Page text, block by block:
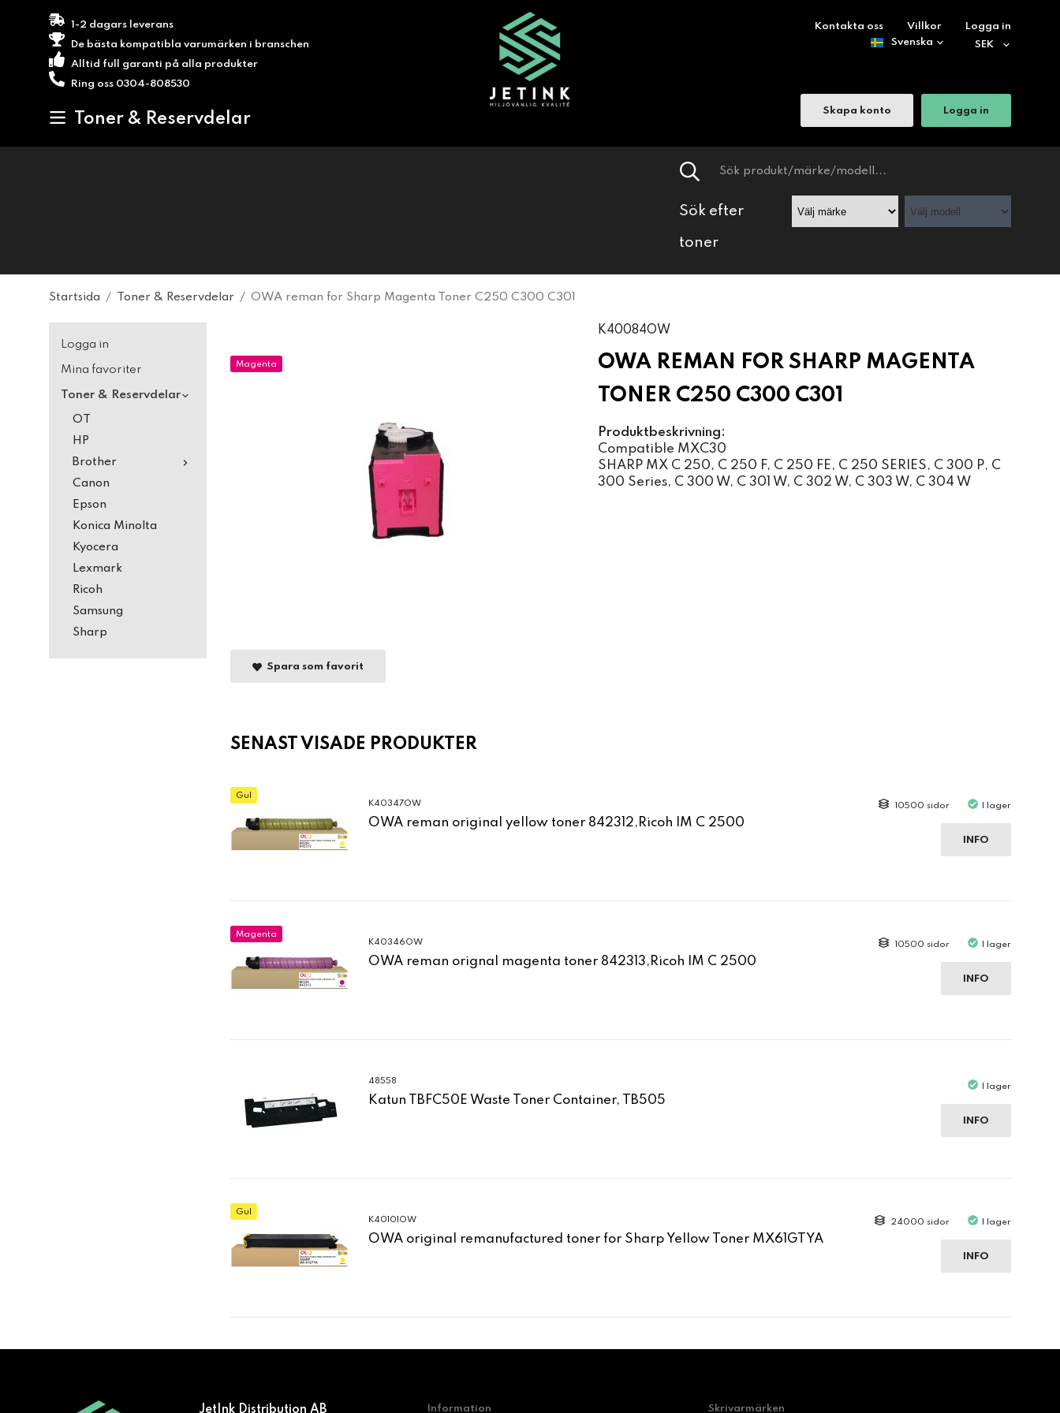
1-2 dagars leverans
De bästa kompatibla varumärken i branschen
Alltid full garanti på alla produkter
Ring oss 0304-808530
Toner & Reservdelar
Kontakta oss Villkor Logga in
Skapa konto Logga in
Sök efter
toner
Startsida / Toner & Reservdelar / OWA reman for Sharp Magenta Toner C250 C300 C301
Logga in
Mina favoriter
Toner & Reservdelar
OT
HP
Brother
Canon
Epson
Konica Minolta
Kyocera
Lexmark
Ricoh
Samsung
Sharp
Magenta
K40084OW
OWA REMAN FOR SHARP MAGENTA
TONER C250 C300 C301
Produktbeskrivning:
Compatible MXC30
SHARP MX C 250, C 250 F, C 250 FE, C 250 SERIES, C 300 P, C
300 Series, C 300 W, C 301 W, C 302 W, C 303 W, C 304 W
Spara som favorit
SENAST VISADE PRODUKTER
Gul
K40347OW
OWA reman original yellow toner 842312,Ricoh IM C 2500
10500 sidor I lager
INFO
Magenta
K40346OW
OWA reman orignal magenta toner 842313,Ricoh IM C 2500
10500 sidor I lager
INFO
48558
Katun TBFC50E Waste Toner Container, TB505
I lager
INFO
Gul
K40101OW
OWA original remanufactured toner for Sharp Yellow Toner MX61GTYA
24000 sidor I lager
INFO
JetInk Distribution AB Information Skrivarmärken